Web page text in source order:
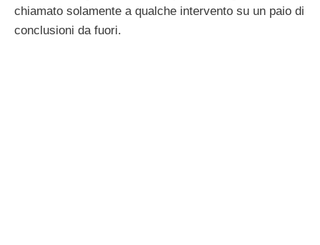
chiamato solamente a qualche intervento su un paio di
conclusioni da fuori.